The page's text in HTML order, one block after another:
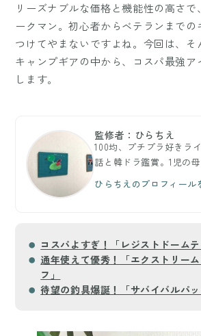
リーズナブルな価格と機能性の高さで
ークマン。初心者からベテランまでの
つけてやまないですよね。今回は、そ
キャンプギアの中から、コスパ最強ア
します。
監修者：ひらちえ
100均、プチプラ好きラ
話と韓ドラ鑑賞。1児の母
ひらちえのプロフィール
コスパよすぎ！「レジストドームテ
通年使えて優秀！「エクストリー
フ」
待望の釣具爆誕！「サバイバルパッ